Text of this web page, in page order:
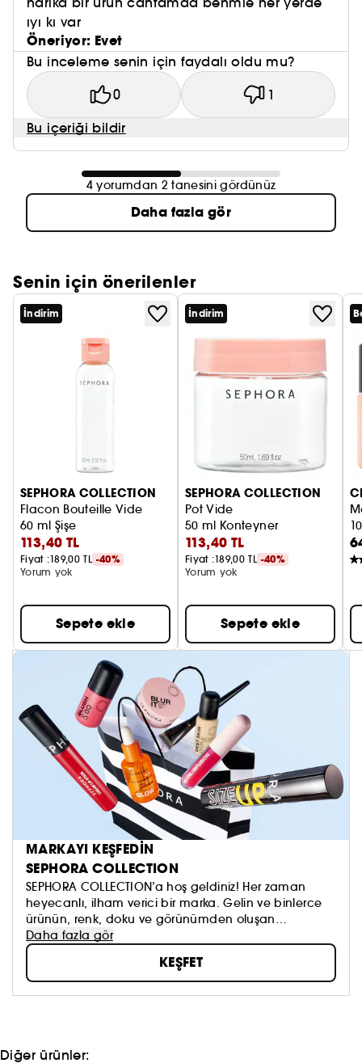
ıyı kı var
Öneriyor: Evet
Bu inceleme senin için faydalı oldu mu?
0 1
Bu içeriği bildir
4 yorumdan 2 tanesini gördünüz
Daha fazla gör
Senin için önerilenler
İndirim
SEPHORA COLLECTION
Flacon Bouteille Vide
60 ml Şişe
113,40 TL
Fiyat :189,00 TL -40%
Yorum yok
Sepete ekle
İndirim
SEPHORA COLLECTION
Pot Vide
50 ml Konteyner
113,40 TL
Fiyat :189,00 TL -40%
Yorum yok
Sepete ekle
MARKAYI KEŞFEDİN
SEPHORA COLLECTION
SEPHORA COLLECTION’a hoş geldiniz! Her zaman
heyecanlı, ilham verici bir marka. Gelin ve binlerce
ürünün, renk, doku ve görünümden oluşan
koleksiyonumuzu keşfedin. Dilediğinizi sürmeye, kendi
güzellik anlayışınızı oluşturmaya ve hepsinden de
öte, aynada gördüklerinizi sevmeye çekinmeyin!
Topla, oyna ve paylaş #sephoracollection
Daha fazla gör
KEŞFET
Diğer ürünler: